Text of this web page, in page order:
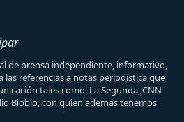
de prensa independiente, informativo,
las referencias a notas periodística que
tales como: La Segunda, CNN
Biobio, con quien además tenemos